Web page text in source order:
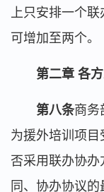
上只安排一个
可增加至两个。
第二章 各
第八条商务
为援外培训项
否采用联办协
同、协办协议的